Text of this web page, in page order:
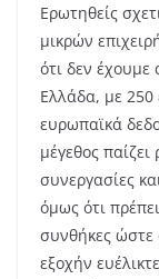
Ερωτηθείς
μικρών
ότι δεν έχουμε
Ελλάδα, με 250
ευρωπαϊκά
μέγεθος
συνεργασίες
όμως ότι
συνθήκες ώστε
εξοχήν